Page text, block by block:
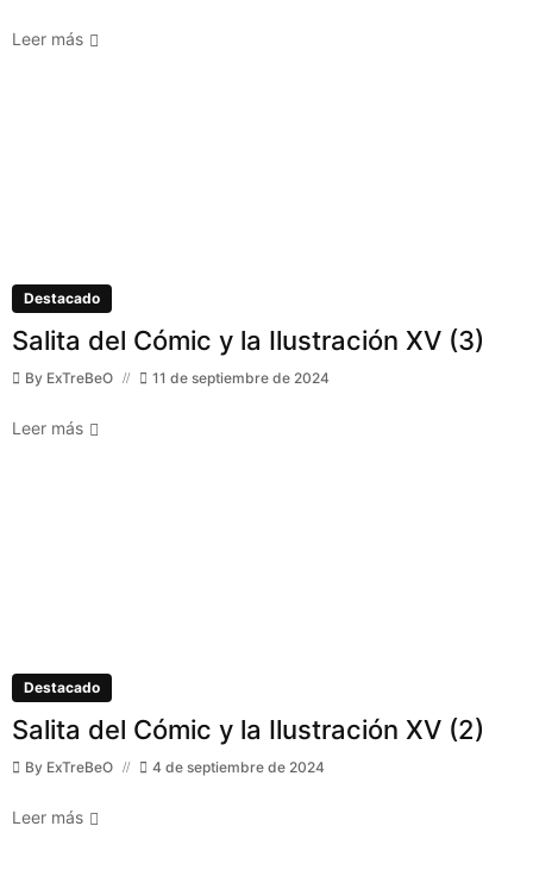
Leer más
Destacado
Salita del Cómic y la Ilustración XV (3)
By ExTreBeO 11 de septiembre de 2024
Leer más
Destacado
Salita del Cómic y la Ilustración XV (2)
By ExTreBeO 4 de septiembre de 2024
Leer más